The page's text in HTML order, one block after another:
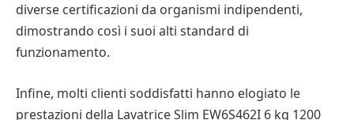
diverse certificazioni da organismi indipendenti,
dimostrando così i suoi alti standard di
funzionamento.
Infine, molti clienti soddisfatti hanno elogiato le
prestazioni della Lavatrice Slim EW6S462I 6 kg 1200